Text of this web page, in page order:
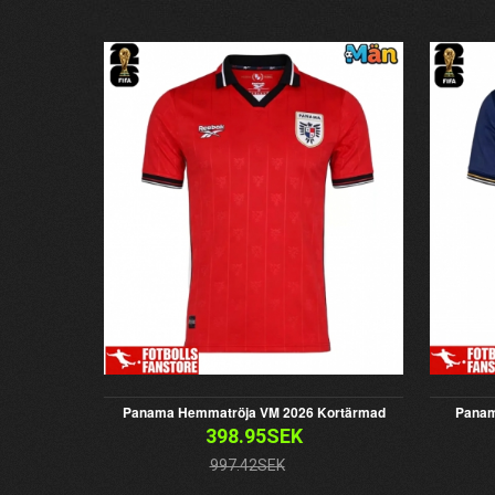
Panama Hemmatröja VM 2026 Kortärmad
398.95SEK
997.42SEK